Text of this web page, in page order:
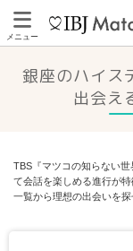
メニュー
銀座のハイス
出会え
TBS『マツコの知らない
て会話を楽しめる進行が
一覧から理想の出会いを探